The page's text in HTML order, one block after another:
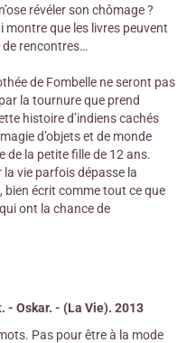
révéler son chômage ?
montre que les livres peuvent
rencontres…
de Fombelle ne seront pas
la tournure que prend
histoire d’indiens cachés
d’objets et de monde
de la petite fille de 12 ans.
vie parfois dépasse la
écrit comme tout ce que
ont la chance de
- Oskar. - (La Vie). 2013
Pas pour être à la mode